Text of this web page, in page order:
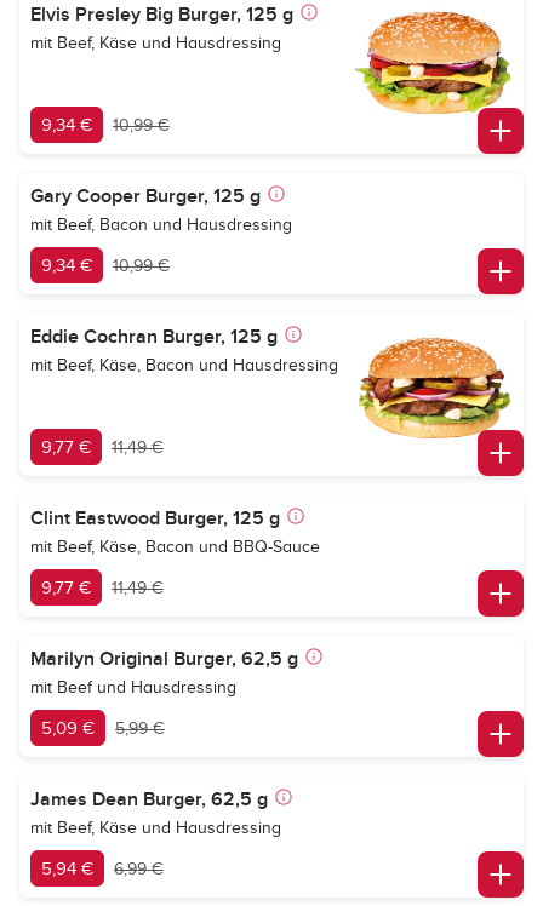
Elvis Presley Big Burger, 125 g
mit Beef, Käse und Hausdressing
9,34 € 10,99 €
Gary Cooper Burger, 125 g
mit Beef, Bacon und Hausdressing
9,34 € 10,99 €
Eddie Cochran Burger, 125 g
mit Beef, Käse, Bacon und Hausdressing
9,77 € 11,49 €
Clint Eastwood Burger, 125 g
mit Beef, Käse, Bacon und BBQ-Sauce
9,77 € 11,49 €
Marilyn Original Burger, 62,5 g
mit Beef und Hausdressing
5,09 € 5,99 €
James Dean Burger, 62,5 g
mit Beef, Käse und Hausdressing
5,94 € 6,99 €